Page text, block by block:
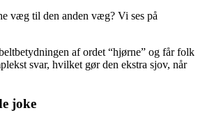
væg til den anden væg? Vi ses på
af ordet “hjørne” og får folk
svar, hvilket gør den ekstra sjov, når
joke